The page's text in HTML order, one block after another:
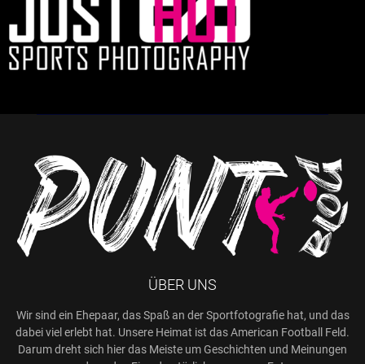
ÜBER UNS
Wir sind ein Ehepaar, das Spaß an der Sportfotografie hat, und das
dabei viel erlebt hat. Unsere Heimat ist das American Football Feld.
Darum dreht sich hier das Meiste um Geschichten und Meinungen